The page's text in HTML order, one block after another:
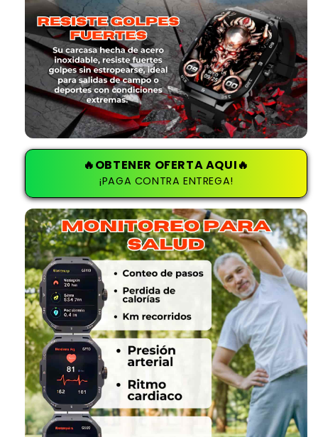
🔥OBTENER OFERTA AQUI🔥
¡PAGA CONTRA ENTREGA!